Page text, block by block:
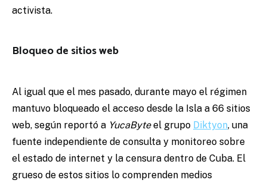
activista.
Bloqueo de sitios web
Al igual que el mes pasado, durante mayo el régimen
mantuvo bloqueado el acceso desde la Isla a 66 sitios
web, según reportó a YucaByteel grupo Diktyon, una
fuente independiente de consulta y monitoreo sobre
el estado de internet y la censura dentro de Cuba. El
grueso de estos sitios lo comprenden medios